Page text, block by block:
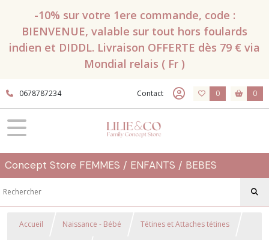
-10% sur votre 1ere commande, code :
BIENVENUE, valable sur tout hors foulards
indien et DIDDL. Livraison OFFERTE dès 79 € via
Mondial relais ( Fr )
0678787234 Contact 0 0
Concept Store FEMMES / ENFANTS / BEBES
Accueil Naissance - Bébé Tétines et Attaches tétines